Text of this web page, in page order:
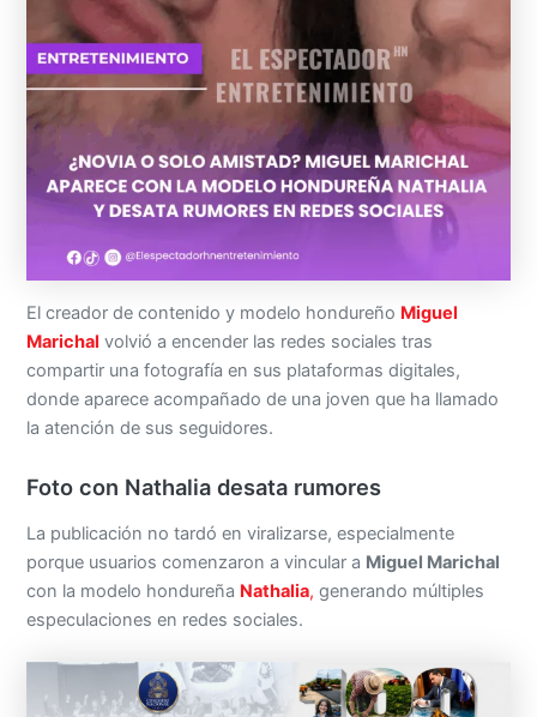
El creador de contenido y modelo hondureño Miguel
Marichal volvió a encender las redes sociales tras
compartir una fotografía en sus plataformas digitales,
donde aparece acompañado de una joven que ha llamado
la atención de sus seguidores.
Foto con Nathalia desata rumores
La publicación no tardó en viralizarse, especialmente
porque usuarios comenzaron a vincular a Miguel Marichal
con la modelo hondureña Nathalia, generando múltiples
especulaciones en redes sociales.